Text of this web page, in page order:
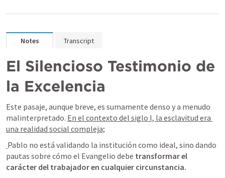
Notes Transcript
El Silencioso Testimonio de
la Excelencia
Este pasaje, aunque breve, es sumamente denso y a menudo
malinterpretado. En el contexto del siglo I, la esclavitud era
una realidad social compleja;
Pablo no está validando la institución como ideal, sino dando
pautas sobre cómo el Evangelio debe transformar el
carácter del trabajador en cualquier circunstancia.